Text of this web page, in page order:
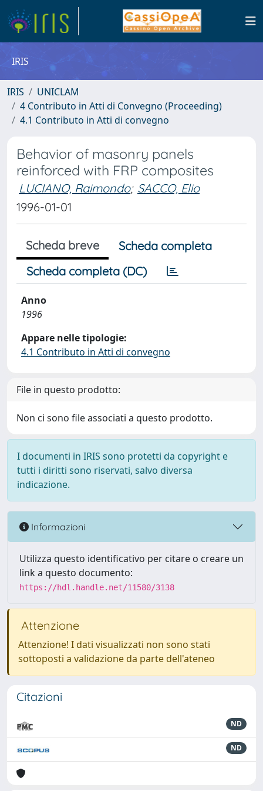
IRIS
IRIS
UNICLAM
4 Contributo in Atti di Convegno (Proceeding)
4.1 Contributo in Atti di convegno
Behavior of masonry panels
reinforced with FRP composites
LUCIANO, Raimondo; SACCO, Elio
1996-01-01
Scheda breve
Scheda completa
Scheda completa (DC)
Anno
1996
Appare nelle tipologie:
4.1 Contributo in Atti di convegno
File in questo prodotto:
Non ci sono file associati a questo prodotto.
I documenti in IRIS sono protetti da copyright e
tutti i diritti sono riservati, salvo diversa
indicazione.
Informazioni
Utilizza questo identificativo per citare o creare un
link a questo documento:
https://hdl.handle.net/11580/3138
Attenzione
Attenzione! I dati visualizzati non sono stati
sottoposti a validazione da parte dell'ateneo
Citazioni
ND
ND